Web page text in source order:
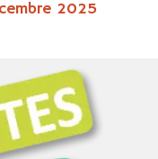
2025